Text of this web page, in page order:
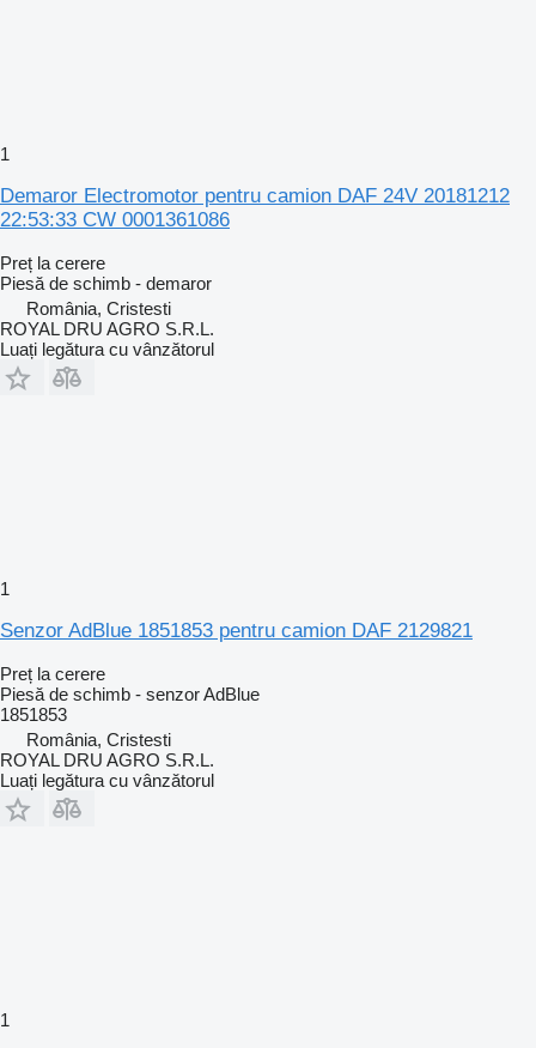
1
Demaror Electromotor pentru camion DAF 24V 20181212
22:53:33 CW 0001361086
Preț la cerere
Piesă de schimb - demaror
România, Cristesti
ROYAL DRU AGRO S.R.L.
Luați legătura cu vânzătorul
1
Senzor AdBlue 1851853 pentru camion DAF 2129821
Preț la cerere
Piesă de schimb - senzor AdBlue
1851853
România, Cristesti
ROYAL DRU AGRO S.R.L.
Luați legătura cu vânzătorul
1